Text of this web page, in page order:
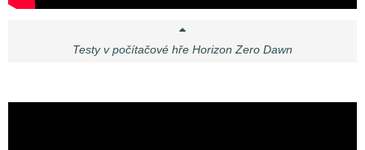
Testy v počítačové hře Horizon Zero Dawn